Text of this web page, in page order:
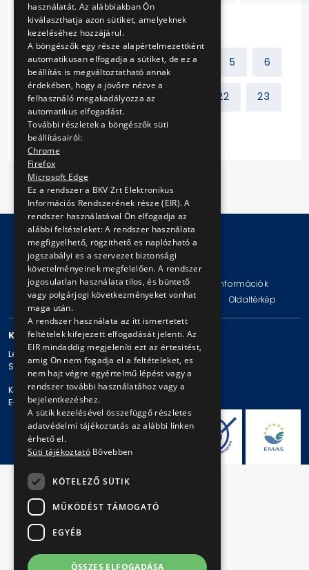
Előző 1 2 3 4 5 6
7 8 9 10 22 23
Következő
© Copyright 2026 BKV Zrt.
Impresszum Jogi nyilatkozat Technikai információk
Adatvédelmi politika és tájékoztatások
Oldaltérkép
KAPCSOLAT
Levelezési cím: 1980 Budapest, Pf. 11.
Székhely: 1980 Budapest, Akácfa u. 15.
Központi telefonszám: + 36 1 461-65-00
E-mail cím: bkv@bkv.hu
használatát. Az alábbiakban Ön
kiválaszthatja azon sütiket, amelyeknek
kezeléséhez hozzájárul.
A böngészők egy része alapértelmezettként
automatikusan elfogadja a sütiket, de ez a
beállítás is megváltoztatható annak
érdekében, hogy a jövőre nézve a
felhasználó megakadályozza az
automatikus elfogadást.
További részletek a böngészők süti
beállításairól:
Chrome
Firefox
Microsoft Edge
Ez a rendszer a BKV Zrt Elektronikus
Információs Rendszerének része (EIR). A
rendszer használatával Ön elfogadja az
alábbi feltételeket: A rendszer használata
megfigyelhető, rögzithető es naplózható a
jogszabályi es a szervezet biztonsági
követelményeinek megfelelően. A rendszer
jogosulatlan használata tilos, és büntető
vagy polgárjogi következményeket vonhat
maga után.
A rendszer használata az itt ismertetett
feltételek kifejezett elfogadását jelenti. Az
EIR mindaddig megjeleníti ezt az értesitést,
amig Ön nem fogadja el a feltételeket, es
nem hajt végre egyértelmű lépést vagy a
rendszer további használatához vagy a
bejelentkezéshez.
A sütik kezelésével összefüggő részletes
adatvédelmi tájékoztatás az alábbi linken
érhető el.
Süti tájékoztató Bővebben
KÖTELEZŐ SÜTIK
MŰKÖDÉST TÁMOGATÓ
EGYÉB
ÖSSZES ELFOGADÁSA